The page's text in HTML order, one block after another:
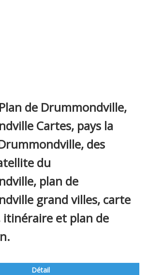
de Drummondville,
Cartes, pays la
des
du
plan de
grand villes, carte
et plan de
Détail